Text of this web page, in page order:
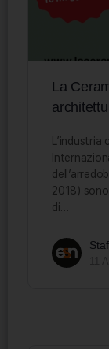
La
2018)
di…